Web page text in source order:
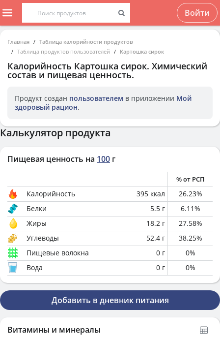
Войти
Главная
Таблица калорийности продуктов
Таблица продуктов пользователей
Картошка сирок
Калорийность Картошка сирок. Химический
состав и пищевая ценность.
Продукт создан пользователем в приложении Мой
здоровый рацион.
Калькулятор продукта
Пищевая ценность на 100 г
% от РСП
Калорийность 395 ккал 26.23%
Белки
5.5 г 6.11%
Жиры
18.2 г 27.58%
Углеводы
52.4 г 38.25%
Пищевые волокна
0 г 0%
Вода
0 г 0%
Добавить в дневник питания
Витамины и минералы